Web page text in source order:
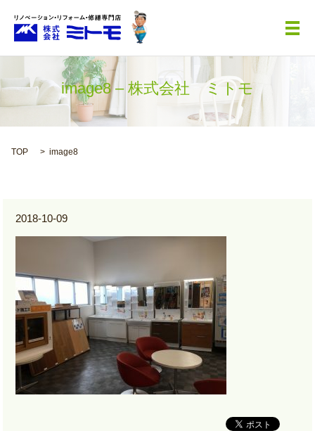
メ
image8 – 株式会社 ミトモ
TOP image8
2018-10-09